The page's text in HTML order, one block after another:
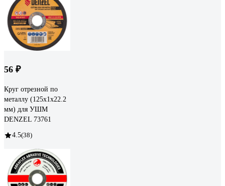
56 ₽
Круг отрезной по
металлу (125х1х22.2
мм) для УШМ
DENZEL 73761
4.5(38)